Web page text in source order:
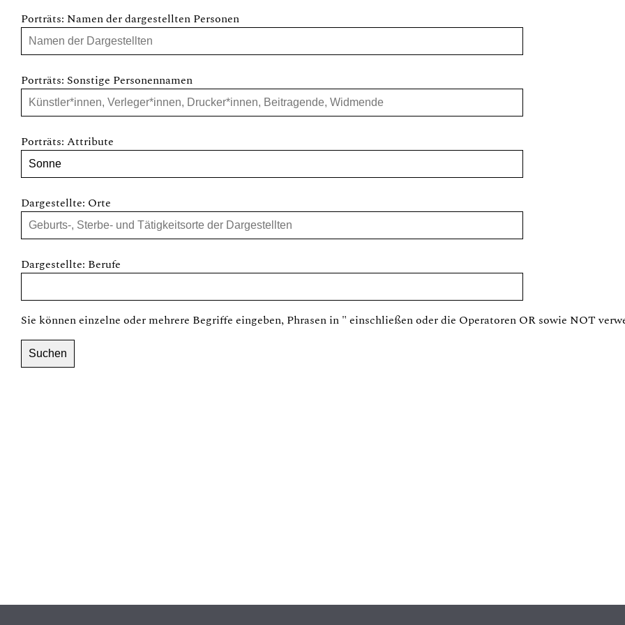
Porträts: Namen der dargestellten Personen
Porträts: Sonstige Personennamen
Porträts: Attribute
Dargestellte: Orte
Dargestellte: Berufe
Sie können einzelne oder mehrere Begriffe eingeben, Phrasen in " einschließen oder die Operatoren OR sowie NOT